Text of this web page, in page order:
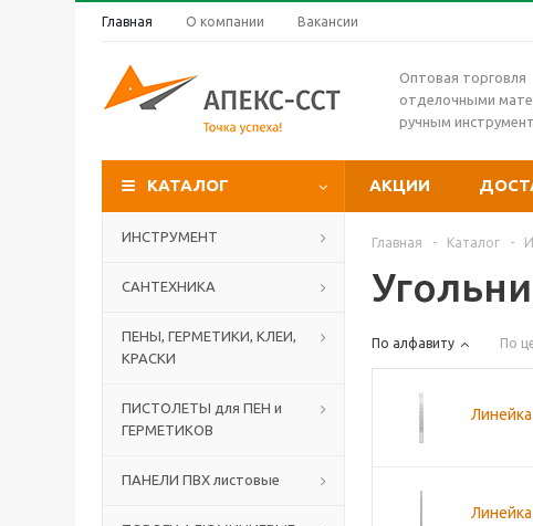
Главная О компании Вакансии
Оптовая торговля
отделочными
ручным
КАТАЛОГ АКЦИИ
ИНСТРУМЕНТ
САНТЕХНИКА
ПЕНЫ, ГЕРМЕТИКИ, КЛЕИ,
КРАСКИ
ПИСТОЛЕТЫ для ПЕН и
ГЕРМЕТИКОВ
ПАНЕЛИ ПВХ листовые
Главная - Каталог -
По алфавиту По